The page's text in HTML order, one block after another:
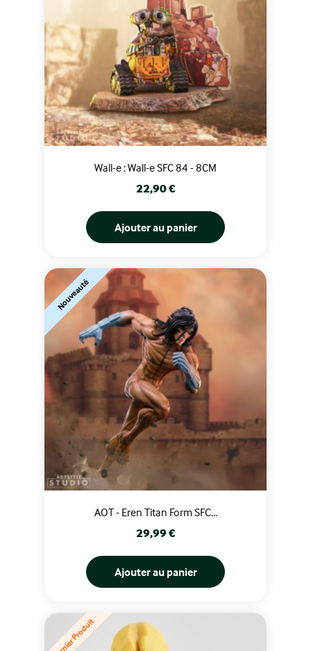
Wall-e : Wall-e SFC 84 - 8CM
Prix
22,90 €
Ajouter au panier
AOT - Eren Titan Form SFC...
Prix
29,99 €
Ajouter au panier
Nouveauté
Dernier Produit